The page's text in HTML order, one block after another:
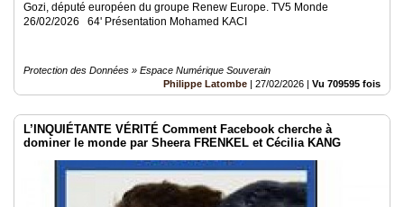
Gozi, député européen du groupe Renew Europe. TV5 Monde
26/02/2026 64' Présentation Mohamed KACI
Protection des Données » Espace Numérique Souverain
Philippe Latombe | 27/02/2026 | Vu 709595 fois
L’INQUIÉTANTE VÉRITÉ Comment Facebook cherche à
dominer le monde par Sheera FRENKEL et Cécilia KANG